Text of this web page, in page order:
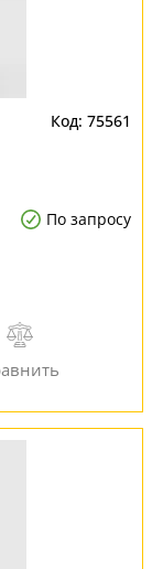
75561
По запросу